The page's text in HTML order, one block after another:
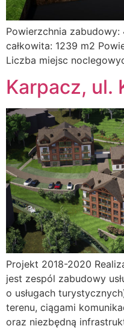
Powierzchnia
całkowita: 1239 m2
Liczba miejsc
Karpacz, ul.
Projekt 2018-2020
jest zespól zabudowy
o usługach
terenu, ciągami
oraz niezbędną